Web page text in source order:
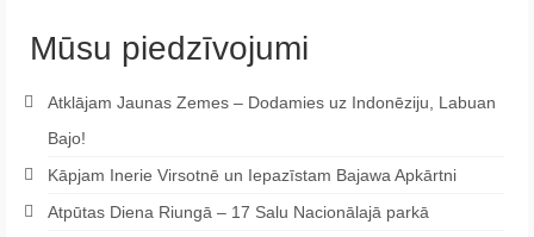
Mūsu piedzīvojumi
Atklājam Jaunas Zemes – Dodamies uz Indonēziju, Labuan
Bajo!
Kāpjam Inerie Virsotnē un Iepazīstam Bajawa Apkārtni
Atpūtas Diena Riungā – 17 Salu Nacionālajā parkā